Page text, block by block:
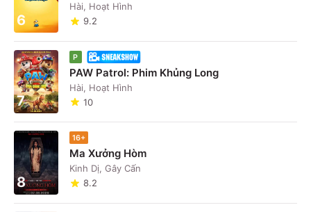
6
Hài, Hoạt Hình
9.2
7
P
PAW Patrol: Phim Khủng Long
Hài, Hoạt Hình
10
8
16+
Ma Xưởng Hòm
Kinh Dị, Gây Cấn
8.2